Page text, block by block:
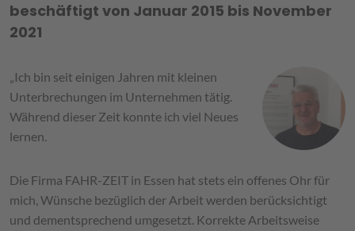
beschäftigt von Januar 2015 bis November
2021
„Ich bin seit einigen Jahren mit kleinen
Unterbrechungen im Unternehmen tätig.
Während dieser Zeit konnte ich viel Neues
lernen.
Die Firma FAHR-ZEIT in Essen hat stets ein offenes Ohr für
mich, Wünsche bezüglich der Arbeit werden berücksichtigt
und dementsprechend umgesetzt. Korrekte Arbeitsweise